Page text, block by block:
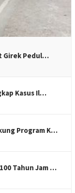
Girek Pedul…
Kasus Il…
Program K…
Tahun Jam …